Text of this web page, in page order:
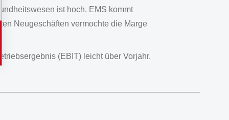
ist hoch. EMS kommt
Neugeschäften vermochte die Marge
(EBIT) leicht über Vorjahr.